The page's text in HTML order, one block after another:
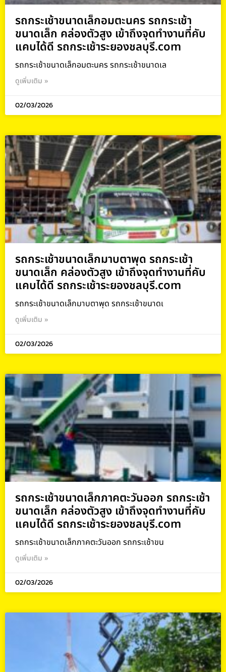
รถกระเช้าขนาดเล็กอมตะนคร รถกระเช้า
ขนาดเล็ก คล่องตัวสูง เข้าถึงจุดทำงานที่คับ
แคบได้ดี รถกระเช้าระยองชลบุรี.com
รถกระเช้าขนาดเล็กอมตะนคร รถกระเช้าขนาดเล
ดูเพิ่มเติม »
02/03/2026
รถกระเช้าขนาดเล็กมาบตาพุด รถกระเช้า
ขนาดเล็ก คล่องตัวสูง เข้าถึงจุดทำงานที่คับ
แคบได้ดี รถกระเช้าระยองชลบุรี.com
รถกระเช้าขนาดเล็กมาบตาพุด รถกระเช้าขนาดเ
ดูเพิ่มเติม »
02/03/2026
รถกระเช้าขนาดเล็กภาคตะวันออก รถกระเช้า
ขนาดเล็ก คล่องตัวสูง เข้าถึงจุดทำงานที่คับ
แคบได้ดี รถกระเช้าระยองชลบุรี.com
รถกระเช้าขนาดเล็กภาคตะวันออก รถกระเช้าขน
ดูเพิ่มเติม »
02/03/2026